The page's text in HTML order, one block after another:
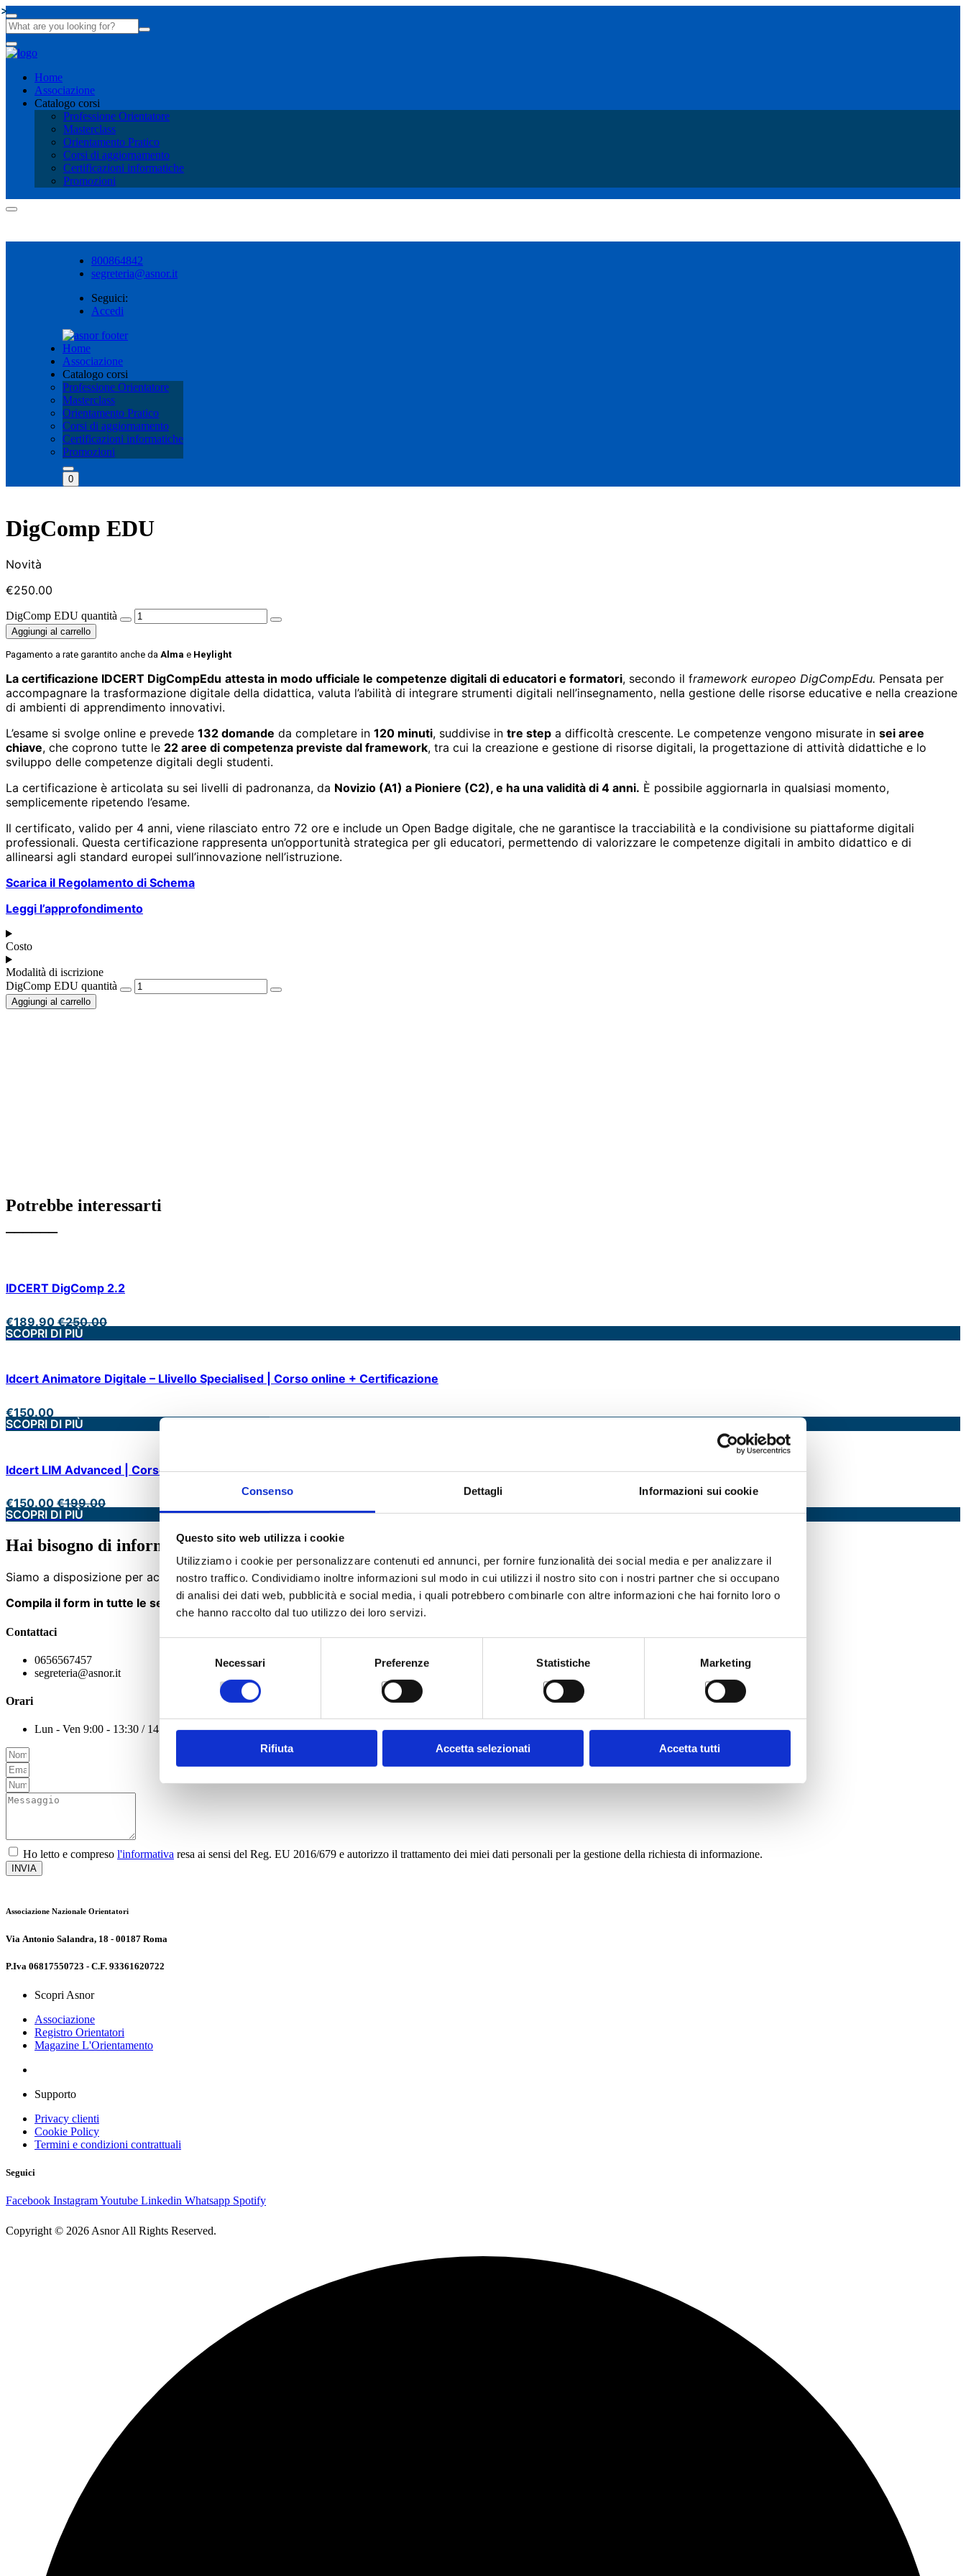
Consenso Dettagli Informazioni sui cookie
Questo sito web utilizza i cookie
Utilizziamo i cookie per personalizzare contenuti ed annunci, per fornire funzionalità dei social media e per analizzare il
nostro traffico. Condividiamo inoltre informazioni sul modo in cui utilizzi il nostro sito con i nostri partner che si occupano
di analisi dei dati web, pubblicità e social media, i quali potrebbero combinarle con altre informazioni che hai fornito loro o
che hanno raccolto dal tuo utilizzo dei loro servizi.
Necessari Preferenze Statistiche Marketing
Rifiuta Accetta selezionati Accetta tutti
Home
Associazione
Catalogo corsi
Professione Orientatore
Masterclass
Orientamento Pratico
Corsi di aggiornamento
Certificazioni informatiche
Promozioni
800864842
segreteria@asnor.it
Seguici:
Accedi
Home
Associazione
Catalogo corsi
Professione Orientatore
Masterclass
Orientamento Pratico
Corsi di aggiornamento
Certificazioni informatiche
Promozioni
0
DigComp EDU
Novità
€250.00
DigComp EDU quantità
Aggiungi al carrello
Pagamento a rate garantito anche da Alma e Heylight
La certificazione IDCERT DigCompEdu attesta in modo ufficiale le competenze digitali di educatori e formatori, secondo il framework europeo DigCompEdu. Pensata per
accompagnare la trasformazione digitale della didattica, valuta l’abilità di integrare strumenti digitali nell’insegnamento, nella gestione delle risorse educative e nella creazione
di ambienti di apprendimento innovativi.
L’esame si svolge online e prevede 132 domande da completare in 120 minuti, suddivise in tre step a difficoltà crescente. Le competenze vengono misurate in sei aree
chiave, che coprono tutte le 22 aree di competenza previste dal framework, tra cui la creazione e gestione di risorse digitali, la progettazione di attività didattiche e lo
sviluppo delle competenze digitali degli studenti.
La certificazione è articolata su sei livelli di padronanza, da Novizio (A1) a Pioniere (C2), e ha una validità di 4 anni. È possibile aggiornarla in qualsiasi momento,
semplicemente ripetendo l’esame.
Il certificato, valido per 4 anni, viene rilasciato entro 72 ore e include un Open Badge digitale, che ne garantisce la tracciabilità e la condivisione su piattaforme digitali
professionali. Questa certificazione rappresenta un’opportunità strategica per gli educatori, permettendo di valorizzare le competenze digitali in ambito didattico e di
allinearsi agli standard europei sull’innovazione nell’istruzione.
Scarica il Regolamento di Schema
Leggi l’approfondimento
Costo
Modalità di iscrizione
DigComp EDU quantità
Aggiungi al carrello
Potrebbe interessarti
IDCERT DigComp 2.2
€189.90 €250.00
SCOPRI DI PIÙ
Idcert Animatore Digitale – Llivello Specialised | Corso online + Certificazione
€150.00
SCOPRI DI PIÙ
Idcert LIM Advanced | Corso online + Certificazione
€150.00 €199.00
SCOPRI DI PIÙ
Hai bisogno di informazioni o assistenza?
Siamo a disposizione per accompagnarti con competenza e attenzione.
Compila il form in tutte le sezioni.Il team di Asnor prenderà in carico la tua richiesta e ti risponderà appena possibile.
Contattaci
0656567457
segreteria@asnor.it
Orari
Lun - Ven 9:00 - 13:30 / 14.30 - 18:00
Ho letto e compreso l'informativa resa ai sensi del Reg. EU 2016/679 e autorizzo il trattamento dei miei dati personali per la gestione della richiesta di informazione.
INVIA
Associazione Nazionale Orientatori
Via Antonio Salandra, 18 - 00187 Roma
P.Iva 06817550723 - C.F. 93361620722
Scopri Asnor
Associazione
Registro Orientatori
Magazine L'Orientamento
Supporto
Privacy clienti
Cookie Policy
Termini e condizioni contrattuali
Seguici
Facebook InstagramYoutube Linkedin Whatsapp Spotify
Copyright © 2026 Asnor All Rights Reserved.